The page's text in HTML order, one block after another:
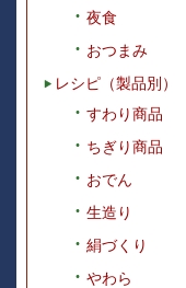
夜食
おつまみ
レシピ（製品別）
すわり商品
ちぎり商品
おでん
生造り
絹づくり
やわら